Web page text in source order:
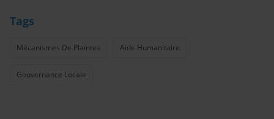
Tags
Mécanismes De Plaintes Aide Humanitaire
Gouvernance Locale